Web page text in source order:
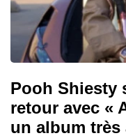
Pooh Shiesty
retour avec «
un album très